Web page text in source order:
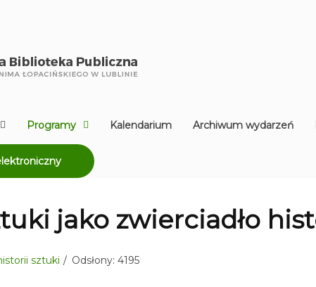
Programy Kalendarium Archiwum wydarzeń
jako zwierciadło
sztuki Odsłony: 4195